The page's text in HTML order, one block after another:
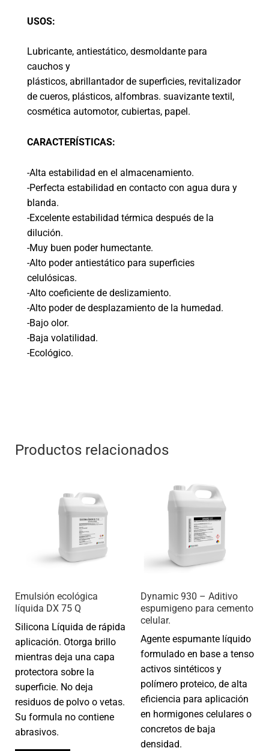
USOS:
Lubricante, antiestático, desmoldante para
cauchos y
plásticos, abrillantador de superficies, revitalizador
de cueros, plásticos, alfombras. suavizante textil,
cosmética automotor, cubiertas, papel.
CARACTERÍSTICAS:
-Alta estabilidad en el almacenamiento.
-Perfecta estabilidad en contacto con agua dura y
blanda.
-Excelente estabilidad térmica después de la
dilución.
-Muy buen poder humectante.
-Alto poder antiestático para superficies
celulósicas.
-Alto coeficiente de deslizamiento.
-Alto poder de desplazamiento de la humedad.
-Bajo olor.
-Baja volatilidad.
-Ecológico.
Productos relacionados
Emulsión ecológica
líquida DX 75 Q
Silicona Líquida de rápida
aplicación. Otorga brillo
mientras deja una capa
protectora sobre la
superficie. No deja
residuos de polvo o vetas.
Su formula no contiene
abrasivos.
Dynamic 930 – Aditivo
espumigeno para cemento
celular.
Agente espumante líquido
formulado en base a tenso
activos sintéticos y
polímero proteico, de alta
eficiencia para aplicación
en hormigones celulares o
concretos de baja
densidad.